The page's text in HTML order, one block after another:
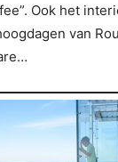
Ook het
van